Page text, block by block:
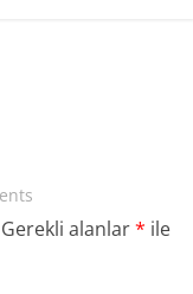
Gerekli alanlar* ile